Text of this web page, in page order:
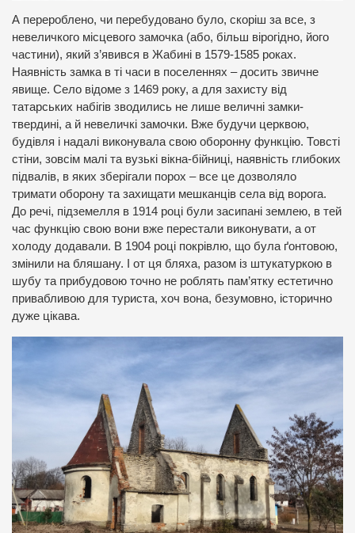
А перероблено, чи перебудовано було, скоріш за все, з
невеличкого місцевого замочка (або, більш вірогідно, його
частини), який з’явився в Жабині в 1579-1585 роках.
Наявність замка в ті часи в поселеннях – досить звичне
явище. Село відоме з 1469 року, а для захисту від
татарських набігів зводились не лише величні замки-
твердині, а й невеличкі замочки. Вже будучи церквою,
будівля і надалі виконувала свою оборонну функцію. Товсті
стіни, зовсім малі та вузькі вікна-бійниці, наявність глибоких
підвалів, в яких зберігали порох – все це дозволяло
тримати оборону та захищати мешканців села від ворога.
До речі, підземелля в 1914 році були засипані землею, в тей
час функцію свою вони вже перестали виконувати, а от
холоду додавали. В 1904 році покрівлю, що була ґонтовою,
змінили на бляшану. І от ця бляха, разом із штукатуркою в
шубу та прибудовою точно не роблять пам’ятку естетично
привабливою для туриста, хоч вона, безумовно, історично
дуже цікава.